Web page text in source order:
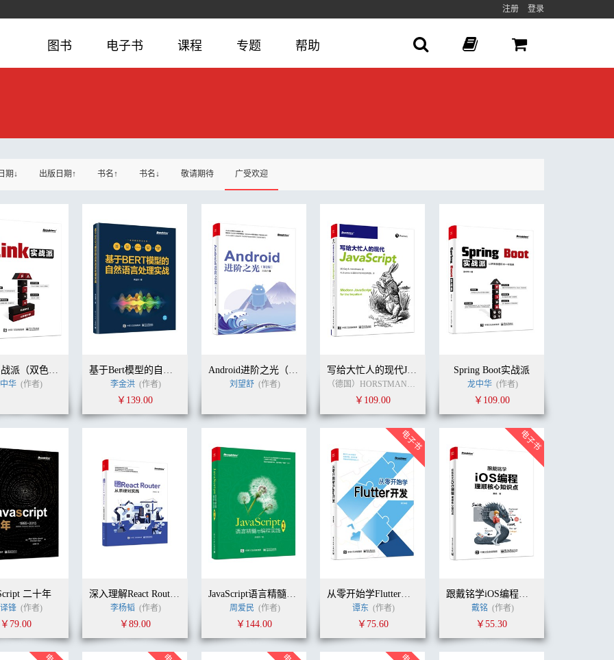
注册 登录
图书 电子书 课程 专题 帮助
期↓ 出版日期↑ 书名↑ 书名↓ 敬请期待 广受欢迎
Flink实战派（双色版）
华 (作者)
基于Bert模型的自然语言处理实战
李金洪 (作者)
￥139.00
Android进阶之光（第2版）
刘望舒 (作者)
写给大忙人的现代JavaScript
（德国）HORSTMANN, CAY S. (作者) 浙江阿里巴巴聚橙技术发展有限公司
￥109.00
Spring Boot实战派
龙中华 (作者)
￥109.00
二十年
锋 (作者)
￥79.00
深入理解React Router：从原理到实践
李杨韬 (作者)
￥89.00
JavaScript语言精髓与编程实践（第3版）
周爱民 (作者)
￥144.00
从零开始学Flutter开发
谭东 (作者)
￥75.60
跟戴铭学iOS编程：理顺核心知识点
戴铭 (作者)
￥55.30